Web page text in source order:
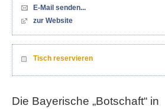
E-Mail senden...
zur Website
Tisch reservieren
Die Bayerische „Botschaft“ in